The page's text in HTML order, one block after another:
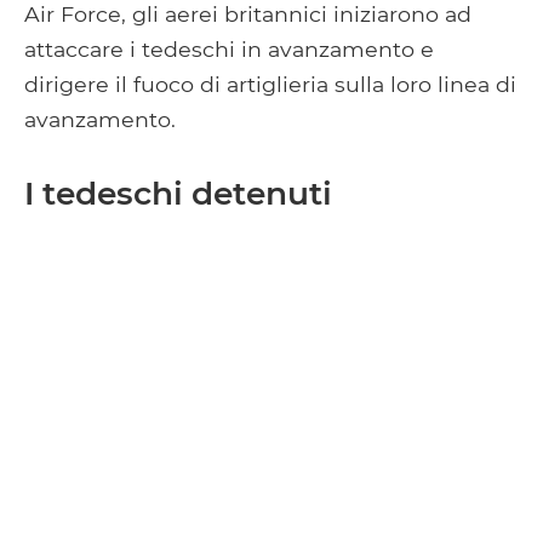
Air Force, gli aerei britannici iniziarono ad
attaccare i tedeschi in avanzamento e
dirigere il fuoco di artiglieria sulla loro linea di
avanzamento.
I tedeschi detenuti